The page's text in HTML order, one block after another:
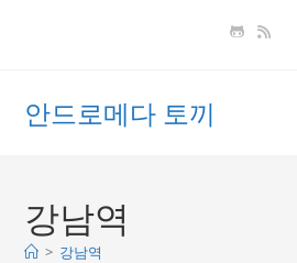
안드로메다 토끼
강남역
> 강남역